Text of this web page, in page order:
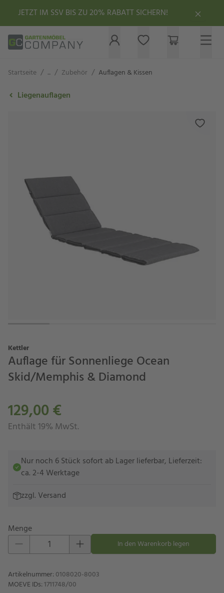
JETZT IM SSV BIS ZU 20% RABATT SICHERN!
Startseite / ... / Zubehör / Auflagen & Kissen
Liegenauflagen
Kettler
Auflage für Sonnenliege Ocean
Skid/Memphis & Diamond
129,00 €
Enthält 19% MwSt.
Nur noch 6 Stück sofort ab Lager lieferbar, Lieferzeit:
ca. 2-4 Werktage
zzgl. Versand
Menge
Eins hinzufügen Eins entfernenIn den Warenkorb legen
Artikelnummer: 0108020-8003
MOEVE IDs:1711748/00